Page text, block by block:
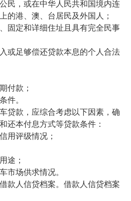
民，或在中华人民共和国境内连
的港、澳、台居民及外国人；
固定和详细住址且具有完全民事
或足够偿还贷款本息的个人合法
付款；
件。
贷款，应综合考虑以下因素，确
还本付息方式等贷款条件：
用评级情况；
途；
市场供求情况。
款人信贷档案。借款人信贷档案